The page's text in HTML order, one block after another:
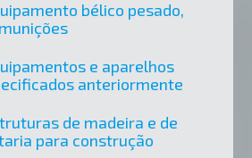
bélico pesado,
e aparelhos
anteriormente
de madeira e de
para construção